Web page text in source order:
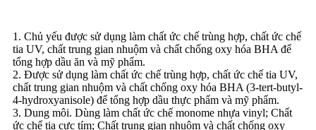
1. Chủ yếu được sử dụng làm chất ức chế trùng hợp, chất ức chế
tia UV, chất trung gian nhuộm và chất chống oxy hóa BHA để
tổng hợp dầu ăn và mỹ phẩm.
2. Được sử dụng làm chất ức chế trùng hợp, chất ức chế tia UV,
chất trung gian nhuộm và chất chống oxy hóa BHA (3-tert-butyl-
4-hydroxyanisole) để tổng hợp dầu thực phẩm và mỹ phẩm.
3. Dung môi. Dùng làm chất ức chế monome nhựa vinyl; Chất
ức chế tia cực tím; Chất trung gian nhuộm và chất chống oxy